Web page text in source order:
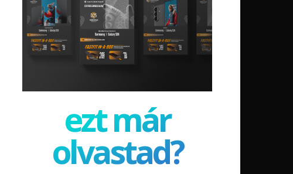
ezt már
olvastad?